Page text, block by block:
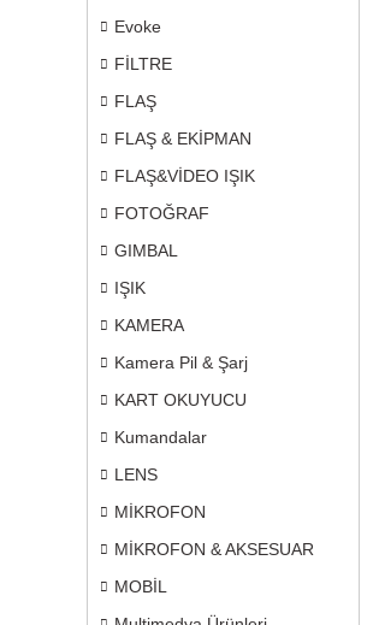
Evoke
FİLTRE
FLAŞ
FLAŞ & EKİPMAN
FLAŞ&VİDEO IŞIK
FOTOĞRAF
GIMBAL
IŞIK
KAMERA
Kamera Pil & Şarj
KART OKUYUCU
Kumandalar
LENS
MİKROFON
MİKROFON & AKSESUAR
MOBİL